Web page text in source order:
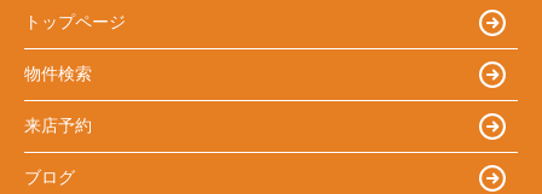
トップページ
物件検索
来店予約
ブログ